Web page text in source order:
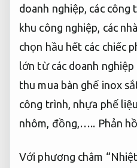
doanh nghiệp, các công
khu công nghiệp, các
chọn hầu hết các chiếc
lớn từ các doanh nghiệp
thu mua bàn ghế inox
công trình, nhựa phế
nhôm, đồng,….. Phản
Với phương châm